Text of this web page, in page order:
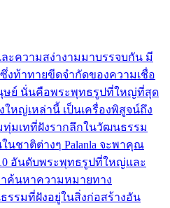
ะความสง่างามมาบรรจบกัน มี
งท้าทายขีดจำกัดของความเชื่อ
ษย์ นั่นคือพระพุทธรูปที่ใหญ่ที่สุด
ใหญ่เหล่านี้ เป็นเครื่องพิสูจน์ถึง
มเทที่ฝังรากลึกในวัฒนธรรม
ชาติต่างๆ Palanla จะพาคุณ
อันดับพระพุทธรูปที่ใหญ่และ
ค้นหาความหมายทาง
รรมที่ฝังอยู่ในสิ่งก่อสร้างอัน